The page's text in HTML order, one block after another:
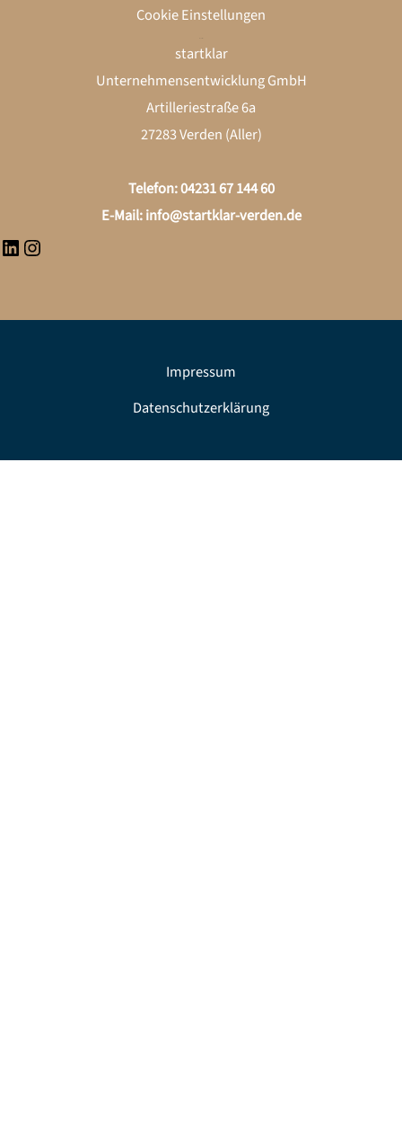
Cookie Einstellungen
startklar
Unternehmensentwicklung GmbH
Artilleriestraße 6a
27283 Verden (Aller)
Telefon: 04231 67 144 60
E-Mail:info@startklar-verden.de
Impressum
Datenschutzerklärung